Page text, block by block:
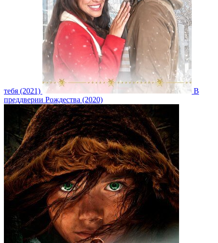
тебя (2021)
В
преддверии Рождества (2020)